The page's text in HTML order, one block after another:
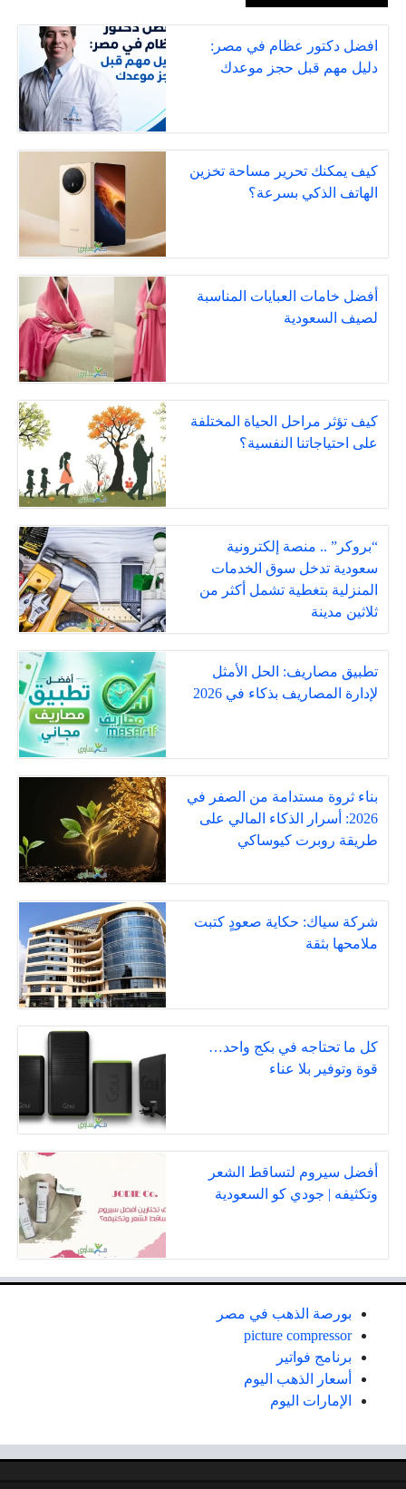
افضل دكتور عظام في مصر:
دليل مهم قبل حجز موعدك
كيف يمكنك تحرير مساحة تخزين
الهاتف الذكي بسرعة؟
أفضل خامات العبايات المناسبة
لصيف السعودية
كيف تؤثر مراحل الحياة المختلفة
على احتياجاتنا النفسية؟
“بروكر” .. منصة إلكترونية
سعودية تدخل سوق الخدمات
المنزلية بتغطية تشمل أكثر من
ثلاثين مدينة
تطبيق مصاريف: الحل الأمثل
لإدارة المصاريف بذكاء في 2026
بناء ثروة مستدامة من الصفر في
2026: أسرار الذكاء المالي على
طريقة روبرت كيوساكي
شركة سياك: حكاية صعودٍ كتبت
ملامحها بثقة
كل ما تحتاجه في بكج واحد…
قوة وتوفير بلا عناء
أفضل سيروم لتساقط الشعر
وتكثيفه | جودي كو السعودية
بورصة الذهب في مصر
picture compressor
برنامج فواتير
أسعار الذهب اليوم
الإمارات اليوم